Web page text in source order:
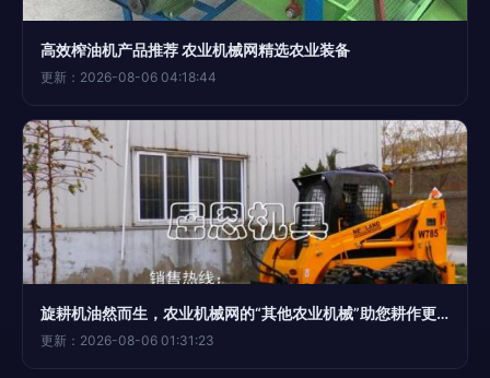
高效榨油机产品推荐 农业机械网精选农业装备
更新：2026-08-06 04:18:44
旋耕机油然而生，农业机械网的“其他农业机械”助您耕作更高效
更新：2026-08-06 01:31:23